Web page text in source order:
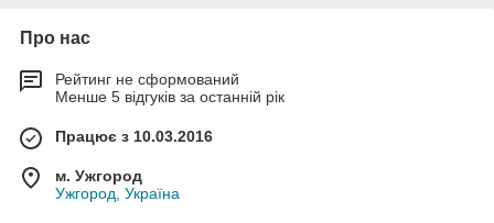
Про нас
Рейтинг не сформований
Менше 5 відгуків за останній рік
Працює з 10.03.2016
м. Ужгород
Ужгород, Україна